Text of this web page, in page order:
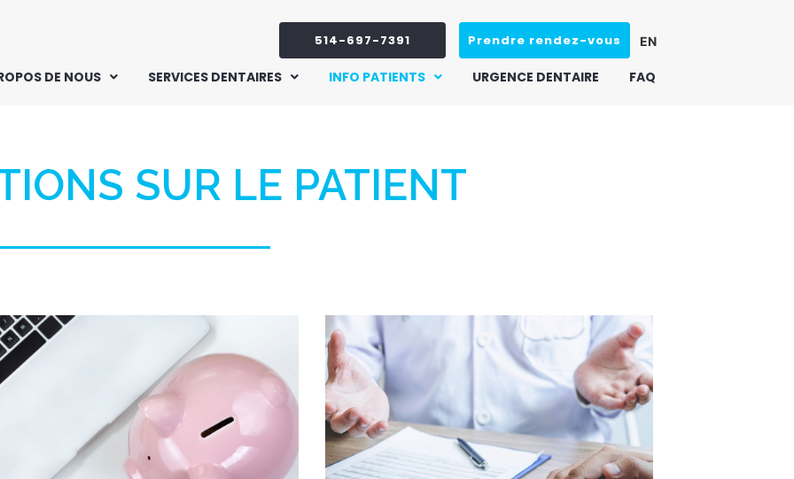
514-697-7391 Prendre rendez-vous EN
DE NOUS SERVICES DENTAIRES INFO PATIENTS URGENCE DENTAIRE FAQ
SUR LE PATIENT